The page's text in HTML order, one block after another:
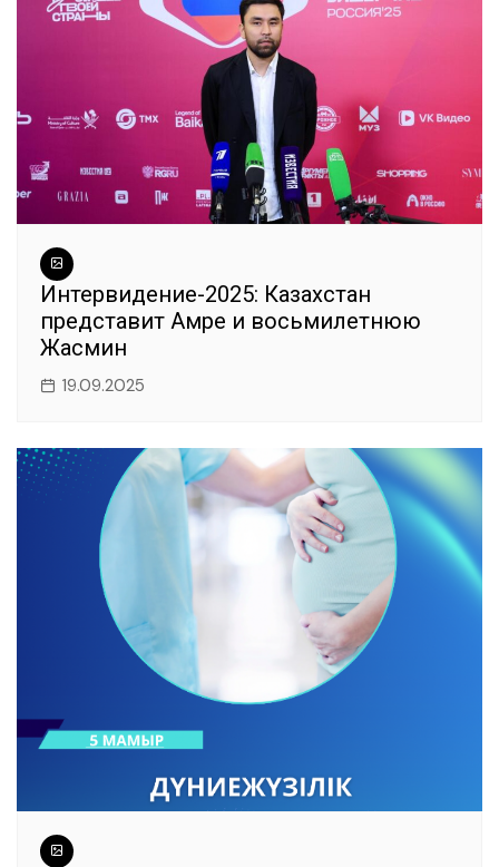
Интервидение-2025: Казахстан
представит Амре и восьмилетнюю
Жасмин
19.09.2025